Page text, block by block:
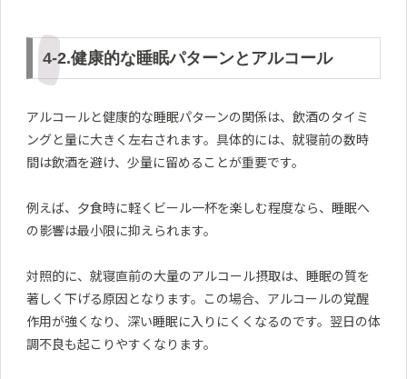
4-2.健康的な睡眠パターンとアルコール
アルコールと健康的な睡眠パターンの関係は、飲酒のタイミ
ングと量に大きく左右されます。具体的には、就寝前の数時
間は飲酒を避け、少量に留めることが重要です。
例えば、夕食時に軽くビール一杯を楽しむ程度なら、睡眠へ
の影響は最小限に抑えられます。
対照的に、就寝直前の大量のアルコール摂取は、睡眠の質を
著しく下げる原因となります。この場合、アルコールの覚醒
作用が強くなり、深い睡眠に入りにくくなるのです。翌日の体
調不良も起こりやすくなります。